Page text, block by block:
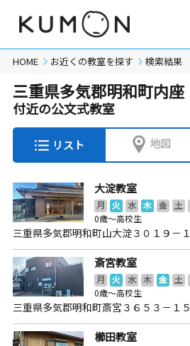
HOME お近くの教室を探す 検索結果
三重県多気郡明和町内座
付近の公文式教室
リスト 地図
大淀教室
月 火 水 木 金 土
0歳～高校生
三重県多気郡明和町山大淀３０１９－１
斎宮教室
月 火 水 木 金 土
0歳～高校生
三重県多気郡明和町斎宮３６５３－１５
櫛田教室